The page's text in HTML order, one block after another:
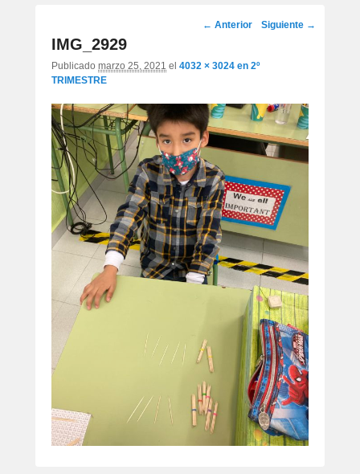
Navegación
← Anterior Siguiente →
IMG_2929
Publicado marzo 25, 2021 el 4032 × 3024 en 2º
TRIMESTRE